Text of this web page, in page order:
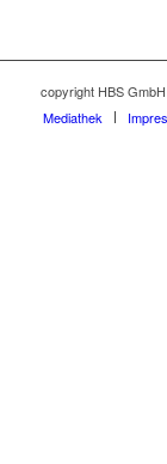
copyright HBS GmbH
Mediathek